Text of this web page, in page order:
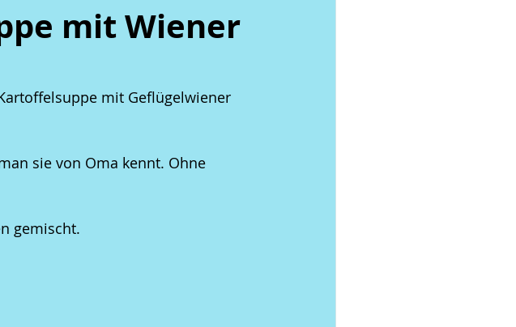
mit Wiener
mit Geflügelwiener
sie von Oma kennt. Ohne
gemischt.